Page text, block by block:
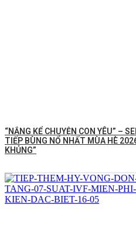
“NẮNG KỂ CHUYỆN CON YÊU” –
TIẾP BÙNG NỔ NHẤT MÙA HÈ
KHỦNG”